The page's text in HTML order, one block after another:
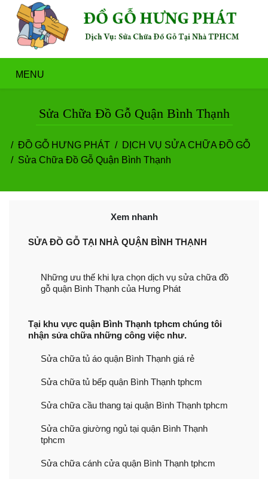
MENU
Sửa Chữa Đồ Gỗ Quận Bình Thạnh
ĐỒ GỖ HƯNG PHÁT
DỊCH VỤ SỬA CHỮA ĐỒ GỖ
Sửa Chữa Đồ Gỗ Quận Bình Thạnh
Xem nhanh
SỬA ĐỒ GỖ TẠI NHÀ QUẬN BÌNH THẠNH
Những ưu thế khi lựa chọn dịch vụ sửa chữa đồ
gỗ quận Bình Thạnh của Hưng Phát
Tại khu vực quận Bình Thạnh tphcm chúng tôi
nhận sửa chữa những công việc như.
Sửa chữa tủ áo quận Bình Thạnh giá rẻ
Sửa chữa tủ bếp quận Bình Thạnh tphcm
Sửa chữa cầu thang tại quận Bình Thạnh tphcm
Sửa chữa giường ngủ tại quận Bình Thạnh
tphcm
Sửa chữa cánh cửa quận Bình Thạnh tphcm